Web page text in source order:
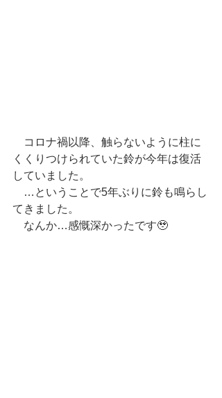
コロナ禍以降、触らないように柱に
くくりつけられていた鈴が今年は復活
していました。
…ということで5年ぶりに鈴も鳴らし
てきました。
なんか…感慨深かったです🥹